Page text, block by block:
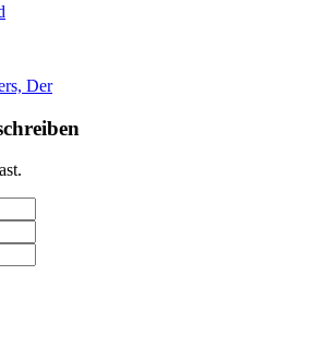
Der